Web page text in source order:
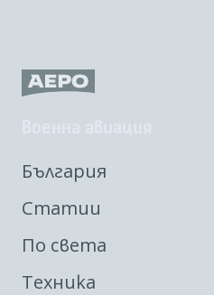
България
Статии
По света
Техника